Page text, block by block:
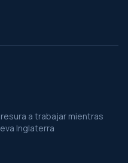
a trabajar mientras
Inglaterra